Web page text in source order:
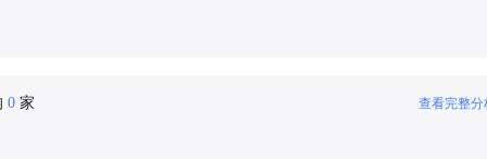
0 家 查看完整分